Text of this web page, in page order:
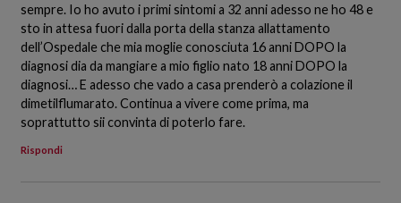
sempre. Io ho avuto i primi sintomi a 32 anni adesso ne ho 48 e
sto in attesa fuori dalla porta della stanza allattamento
dell’Ospedale che mia moglie conosciuta 16 anni DOPO la
diagnosi dia da mangiare a mio figlio nato 18 anni DOPO la
diagnosi… E adesso che vado a casa prenderò a colazione il
dimetilflumarato. Continua a vivere come prima, ma
soprattutto sii convinta di poterlo fare.
Rispondi